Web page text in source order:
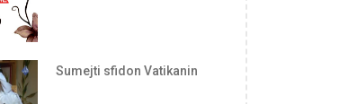
Sumejti sfidon Vatikanin